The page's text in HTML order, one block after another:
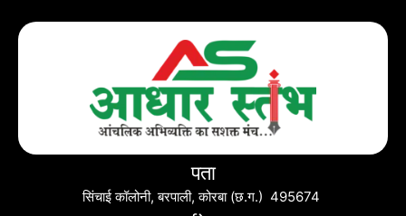
पता
सिंचाई कॉलोनी, बरपाली, कोरबा (छ.ग.) 495674